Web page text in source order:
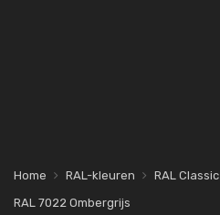
Home RAL-kleuren RAL Classic
RAL 7022 Ombergrijs